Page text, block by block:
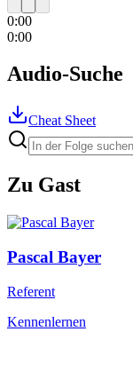
0:00
0:00
Audio-Suche
Cheat Sheet
Zu Gast
Pascal Bayer
Referent
Kennenlernen